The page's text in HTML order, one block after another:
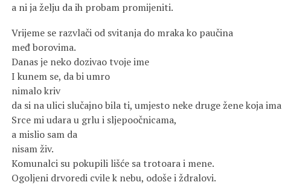
a ni ja želju da ih probam promijeniti.
Vrijeme se razvlači od svitanja do mraka ko paučina
međ borovima.
Danas je neko dozivao tvoje ime
I kunem se, da bi umro
nimalo kriv
da si na ulici slučajno bila ti, umjesto neke druge žene koja
Srce mi udara u grlu i sljepoočnicama,
a mislio sam da
nisam živ.
Komunalci su pokupili lišće sa trotoara i mene.
Ogoljeni drvoredi cvile k nebu, odoše i ždralovi.